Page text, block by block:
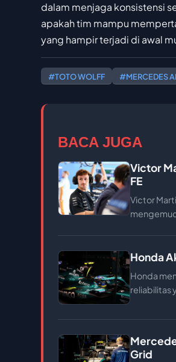
dalam menjaga konsistensi
apakah tim mampu
yang hampir terjadi di awal
#TOTO WOLFF #MERCEDES
BACA JUGA
Victor
FE
Victor
Honda
Honda
reliabilitas
Grid